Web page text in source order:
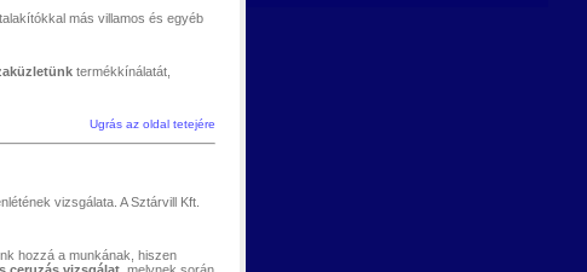
más villamos és egyéb
termékkínálatát,
Ugrás az oldal tetejére
vizsgálata. A Sztárvill Kft.
hozzá a munkának, hiszen